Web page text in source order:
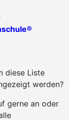
diese Liste
werden?
gerne an oder